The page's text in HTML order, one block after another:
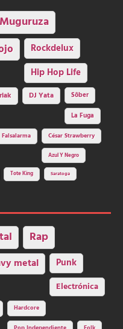
Rockdelux
Hip Hop Life
DJ Yata
Sôber
La Fuga
Falsalarma César Strawberry
Azul Y Negro
Tote King Saratoga
Rap
metal Punk
Electrónica
Hardcore